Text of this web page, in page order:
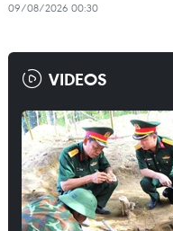
09/08/2026 00:30
VIDEOS